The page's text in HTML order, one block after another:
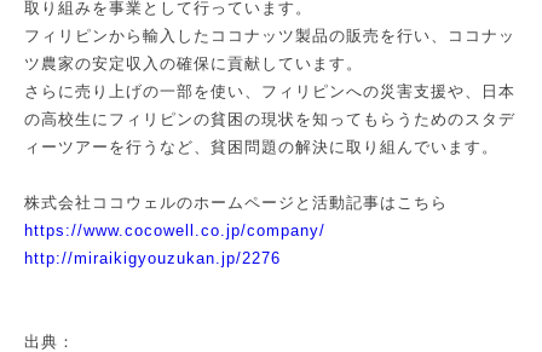
取り組みを事業として行っています。
フィリピンから輸入したココナッツ製品の販売を行い、ココナッ
ツ農家の安定収入の確保に貢献しています。
さらに売り上げの一部を使い、フィリピンへの災害支援や、日本
の高校生にフィリピンの貧困の現状を知ってもらうためのスタデ
ィーツアーを行うなど、貧困問題の解決に取り組んでいます。
株式会社ココウェルのホームページと活動記事はこちら
https://www.cocowell.co.jp/company/
http://miraikigyouzukan.jp/2276
出典：